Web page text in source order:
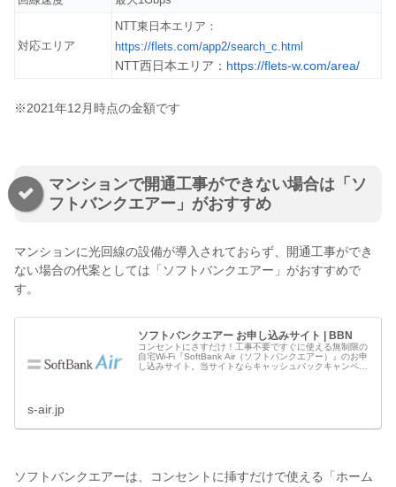
対応エリア
NTT東日本エリア：
https://flets.com/app2/search_c.html
NTT西日本エリア： https://flets-w.com/area/
※2021年12月時点の金額です
マンションで開通工事ができない場合は「ソ
フトバンクエアー」がおすすめ
マンションに光回線の設備が導入されておらず、開通工事ができ
ない場合の代案としては「ソフトバンクエアー」がおすすめで
す。
ソフトバンクエアー お申し込みサイト | BBN
コンセントにさすだけ！工事不要ですぐに使える無制限の
自宅Wi-Fi『SoftBank Air（ソフトバンクエアー）』のお申
し込みサイト。当サイトならキャッシュバックキャンペー
s-air.jp
ソフトバンクエアーは、コンセントに挿すだけで使える「ホーム